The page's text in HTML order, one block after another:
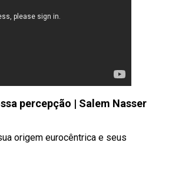
percepção | Salem Nasser
origem eurocêntrica e seus